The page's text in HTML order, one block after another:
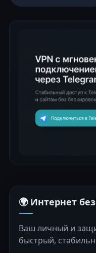
🌍 Интернет
Ваш личный и
быстрый,